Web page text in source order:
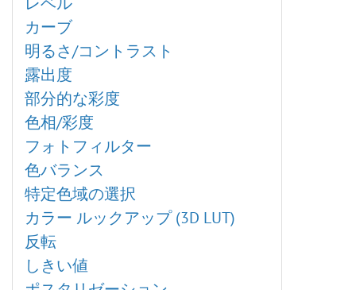
コミック風の絵
輝くイラスト
クローンスタンプ
写真から人物を抽出する
クロマキー
SmartMask プラグイン
粒子＆流線
写真をパステル画に変換
芸術的効果
油絵効果
デジタルアート
爆発効果
ワークスペース
操作方法
新規イメージの作成
AKVIS形式
カラースペース
画像のサイズ変更
グラフィック タブレットでの作業
バッチ処理
バッチ変換
印刷
プログラムの環境設定
レイヤー
レイヤー効果
レイヤー マスク
クリッピング マスク
ブレンド モード
明るさによるブレンド
チャンネル
選択範囲
履歴
色
スウォッチ
色相環
カーブ
明るさ/コントラスト
露出度
部分的な彩度
色相/彩度
フォトフィルター
色バランス
特定色域の選択
カラー ルックアップ (3D LUT)
反転
しきい値